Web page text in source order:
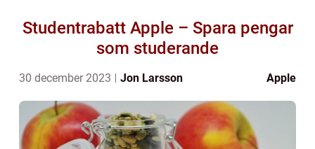
Studentrabatt Apple – Spara pengar
som studerande
30 december 2023 Jon Larsson Apple